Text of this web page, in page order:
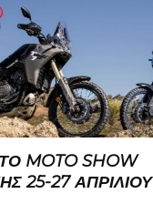
MOTO SHOW
25-27 ΑΠΡΙΛΊΟΥ